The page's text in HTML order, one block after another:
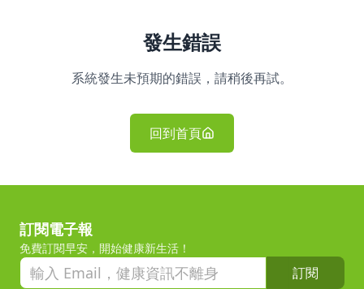
發生錯誤
系統發生未預期的錯誤，請稍後再試。
回到首頁
訂閱電子報
免費訂閱早安，開始健康新生活！
訂閱